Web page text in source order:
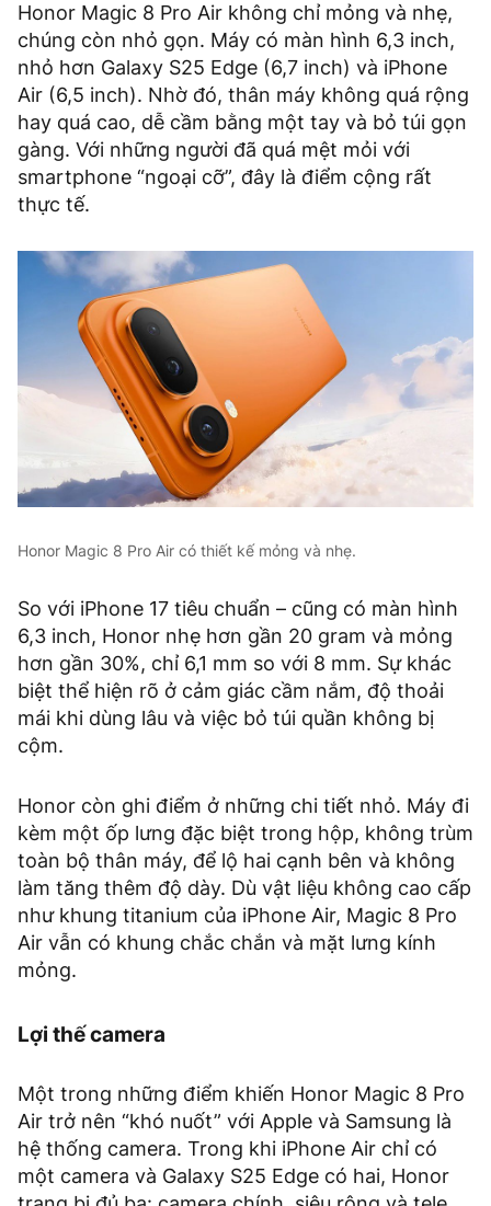
Honor Magic 8 Pro Air không chỉ mỏng và nhẹ,
chúng còn nhỏ gọn. Máy có màn hình 6,3 inch,
nhỏ hơn Galaxy S25 Edge (6,7 inch) và iPhone
Air (6,5 inch). Nhờ đó, thân máy không quá rộng
hay quá cao, dễ cầm bằng một tay và bỏ túi gọn
gàng. Với những người đã quá mệt mỏi với
smartphone “ngoại cỡ”, đây là điểm cộng rất
thực tế.
Honor Magic 8 Pro Air có thiết kế mỏng và nhẹ.
So với iPhone 17 tiêu chuẩn – cũng có màn hình
6,3 inch, Honor nhẹ hơn gần 20 gram và mỏng
hơn gần 30%, chỉ 6,1 mm so với 8 mm. Sự khác
biệt thể hiện rõ ở cảm giác cầm nắm, độ thoải
mái khi dùng lâu và việc bỏ túi quần không bị
cộm.
Honor còn ghi điểm ở những chi tiết nhỏ. Máy đi
kèm một ốp lưng đặc biệt trong hộp, không trùm
toàn bộ thân máy, để lộ hai cạnh bên và không
làm tăng thêm độ dày. Dù vật liệu không cao cấp
như khung titanium của iPhone Air, Magic 8 Pro
Air vẫn có khung chắc chắn và mặt lưng kính
mỏng.
Lợi thế camera
Một trong những điểm khiến Honor Magic 8 Pro
Air trở nên “khó nuốt” với Apple và Samsung là
hệ thống camera. Trong khi iPhone Air chỉ có
một camera và Galaxy S25 Edge có hai, Honor